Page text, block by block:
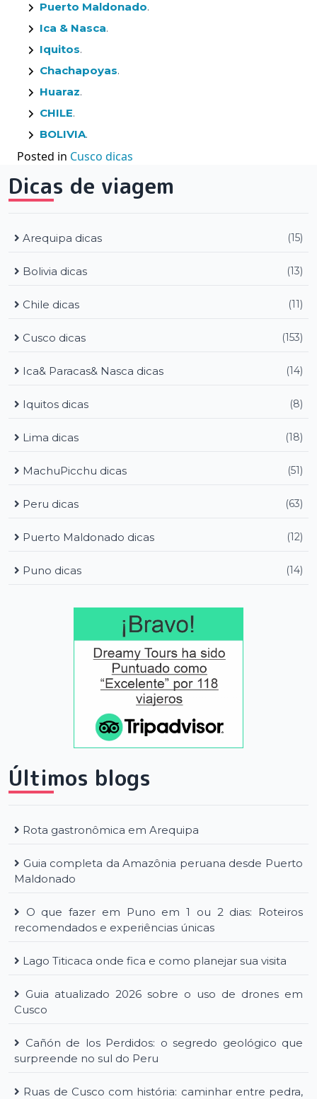
Puerto Maldonado.
Ica & Nasca.
Iquitos.
Chachapoyas.
Huaraz.
CHILE.
BOLIVIA.
Posted in Cusco dicas
Dicas de viagem
Arequipa dicas (15)
Bolivia dicas (13)
Chile dicas (11)
Cusco dicas (153)
Ica& Paracas& Nasca dicas (14)
Iquitos dicas (8)
Lima dicas (18)
MachuPicchu dicas (51)
Peru dicas (63)
Puerto Maldonado dicas (12)
Puno dicas (14)
Últimos blogs
Rota gastronômica em Arequipa
Guia completa da Amazônia peruana desde Puerto
Maldonado
O que fazer em Puno em 1 ou 2 dias: Roteiros
recomendados e experiências únicas
Lago Titicaca onde fica e como planejar sua visita
Guia atualizado 2026 sobre o uso de drones em
Cusco
Cañón de los Perdidos: o segredo geológico que
surpreende no sul do Peru
Ruas de Cusco com história: caminhar entre pedra,